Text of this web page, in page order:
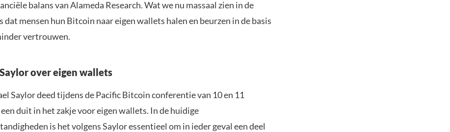
balans van Alameda Research. Wat we nu massaal zien in de
dat mensen hun Bitcoin naar eigen wallets halen en beurzen in de basis
vertrouwen.
over eigen wallets
Saylor deed tijdens de Pacific Bitcoin conferentie van 10 en 11
duit in het zakje voor eigen wallets. In de huidige
is het volgens Saylor essentieel om in ieder geval een deel